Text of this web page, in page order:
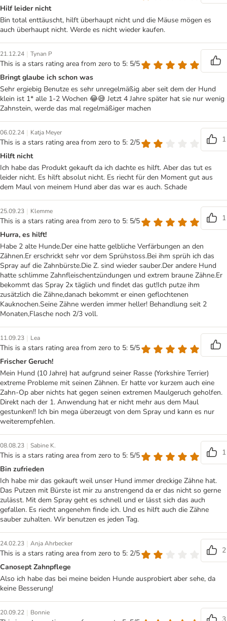
Hilf leider nicht
Bin total enttäuscht, hilft überhaupt nicht und die Mäuse mögen es
auch überhaupt nicht. Werde es nicht wieder kaufen.
21.12.24 | Tynan P
This is a stars rating area from zero to 5: 5/5
Bringt glaube ich schon was
Sehr ergiebig Benutze es sehr unregelmäßig aber seit dem der Hund
klein ist 1* alle 1-2 Wochen 😂😅 Jetzt 4 Jahre später hat sie nur wenig
Zahnstein, werde das mal regelmäßiger machen
06.02.24 | Katja Meyer
This is a stars rating area from zero to 5: 2/5
1
Hilft nicht
Ich habe das Produkt gekauft da ich dachte es hilft. Aber das tut es
leider nicht. Es hilft absolut nicht. Es riecht für den Moment gut aus
dem Maul von meinem Hund aber das war es auch. Schade
25.09.23 | Klemme
This is a stars rating area from zero to 5: 5/5
1
Hurra, es hilft!
Habe 2 alte Hunde.Der eine hatte gelbliche Verfärbungen an den
Zähnen.Er erschrickt sehr vor dem Sprühstoss.Bei ihm sprüh ich das
Spray auf die Zahnbürste.Die Z. sind wieder sauber.Der andere Hund
hatte schlimme Zahnfleischentzündungen und extrem braune Zähne.Er
bekommt das Spray 2x täglich und findet das gut!Ich putze ihm
zusätzlich die Zähne,danach bekommt er einen geflochtenen
Kauknochen.Seine Zähne werden immer heller! Behandlung seit 2
Monaten,Flasche noch 2/3 voll.
11.09.23 | Lea
This is a stars rating area from zero to 5: 5/5
Frischer Geruch!
Mein Hund (10 Jahre) hat aufgrund seiner Rasse (Yorkshire Terrier)
extreme Probleme mit seinen Zähnen. Er hatte vor kurzem auch eine
Zahn-Op aber nichts hat gegen seinen extremen Maulgeruch geholfen.
Direkt nach der 1. Anwendung hat er nicht mehr aus dem Maul
gestunken!! Ich bin mega überzeugt von dem Spray und kann es nur
weiterempfehlen.
08.08.23 | Sabine K.
This is a stars rating area from zero to 5: 5/5
1
Bin zufrieden
Ich habe mir das gekauft weil unser Hund immer dreckige Zähne hat.
Das Putzen mit Bürste ist mir zu anstrengend da er das nicht so gerne
zulässt. Mit dem Spray geht es schnell und er lässt sich das auch
gefallen. Es riecht angenehm finde ich. Und es hilft auch die Zähne
sauber zuhalten. Wir benutzen es jeden Tag.
24.02.23 | Anja Ahrbecker
This is a stars rating area from zero to 5: 2/5
2
Canosept Zahnpflege
Also ich habe das bei meine beiden Hunde ausprobiert aber sehe, da
keine Besserung!
20.09.22 | Bonnie